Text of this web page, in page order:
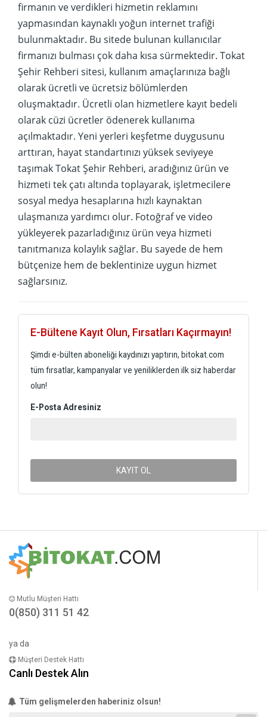
firmanın ve verdikleri hizmetin reklamını
yapmasından kaynaklı yoğun internet trafiği
bulunmaktadır. Bu sitede bulunan kullanıcılar
firmanızı bulması çok daha kısa sürmektedir. Tokat
Şehir Rehberi sitesi, kullanım amaçlarınıza bağlı
olarak ücretli ve ücretsiz bölümlerden
oluşmaktadır. Ücretli olan hizmetlere kayıt bedeli
olarak cüzi ücretler ödenerek kullanıma
açılmaktadır. Yeni yerleri keşfetme duygusunu
arttıran, hayat standartınızı yüksek seviyeye
taşımak Tokat Şehir Rehberi, aradığınız ürün ve
hizmeti tek çatı altında toplayarak, işletmecilere
sosyal medya hesaplarına hızlı kaynaktan
ulaşmanıza yardımcı olur. Fotoğraf ve video
yükleyerek pazarladığınız ürün veya hizmeti
tanıtmanıza kolaylık sağlar. Bu sayede de hem
bütçenize hem de beklentinize uygun hizmet
sağlarsınız.
E-Bültene Kayıt Olun, Fırsatları Kaçırmayın!
Şimdi e-bülten aboneliği kaydınızı yaptırın, bitokat.com
tüm fırsatlar, kampanyalar ve yeniliklerden ilk siz haberdar
olun!
E-Posta Adresiniz
KAYIT OL
Mutlu Müşteri Hattı
0(850) 311 51 42
ya da
Müşteri Destek Hattı
Canlı Destek Alın
Tüm gelişmelerden haberiniz olsun!